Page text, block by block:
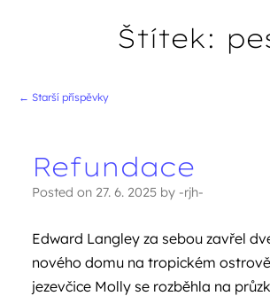
Štítek:
← Starší příspěvky
Refundace
Posted on 27. 6. 2025 by -rjh-
Edward Langley za sebou zavřel
nového domu na tropickém
jezevčice Molly se rozběhla na